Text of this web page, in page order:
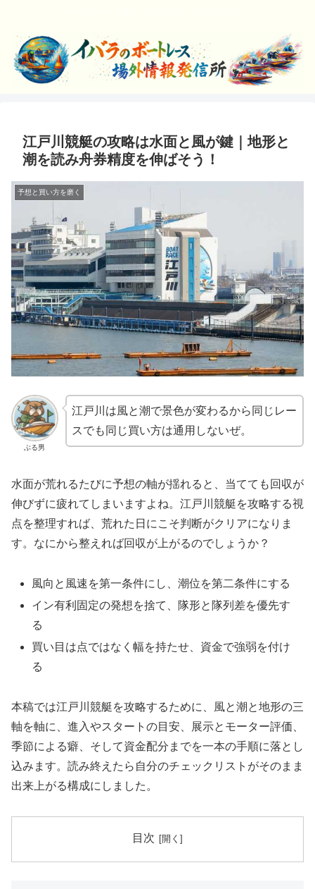
江戸川競艇の攻略は水面と風が鍵｜地形と
潮を読み舟券精度を伸ばそう！
予想と買い方を磨く
ぶる男
江戸川は風と潮で景色が変わるから同じレー
スでも同じ買い方は通用しないぜ。
水面が荒れるたびに予想の軸が揺れると、当てても回収が
伸びずに疲れてしまいますよね。江戸川競艇を攻略する視
点を整理すれば、荒れた日にこそ判断がクリアになりま
す。なにから整えれば回収が上がるのでしょうか？
風向と風速を第一条件にし、潮位を第二条件にする
イン有利固定の発想を捨て、隊形と隊列差を優先す
る
買い目は点ではなく幅を持たせ、資金で強弱を付け
る
本稿では江戸川競艇を攻略するために、風と潮と地形の三
軸を軸に、進入やスタートの目安、展示とモーター評価、
季節による癖、そして資金配分までを一本の手順に落とし
込みます。読み終えたら自分のチェックリストがそのまま
出来上がる構成にしました。
目次